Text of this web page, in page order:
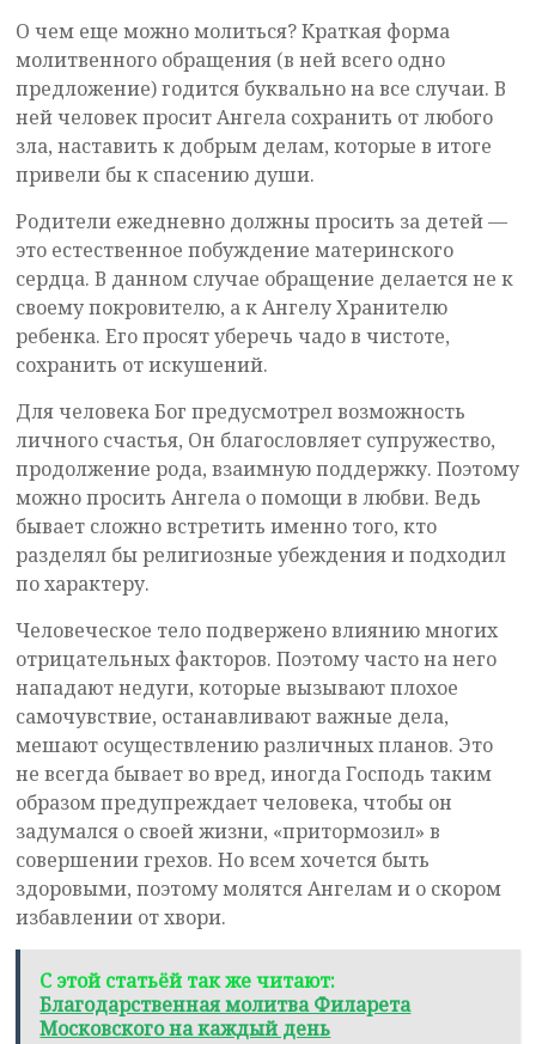
О чем еще можно молиться? Краткая форма
молитвенного обращения (в ней всего одно
предложение) годится буквально на все случаи. В
ней человек просит Ангела сохранить от любого
зла, наставить к добрым делам, которые в итоге
привели бы к спасению души.
Родители ежедневно должны просить за детей —
это естественное побуждение материнского
сердца. В данном случае обращение делается не к
своему покровителю, а к Ангелу Хранителю
ребенка. Его просят уберечь чадо в чистоте,
сохранить от искушений.
Для человека Бог предусмотрел возможность
личного счастья, Он благословляет супружество,
продолжение рода, взаимную поддержку. Поэтому
можно просить Ангела о помощи в любви. Ведь
бывает сложно встретить именно того, кто
разделял бы религиозные убеждения и подходил
по характеру.
Человеческое тело подвержено влиянию многих
отрицательных факторов. Поэтому часто на него
нападают недуги, которые вызывают плохое
самочувствие, останавливают важные дела,
мешают осуществлению различных планов. Это
не всегда бывает во вред, иногда Господь таким
образом предупреждает человека, чтобы он
задумался о своей жизни, «притормозил» в
совершении грехов. Но всем хочется быть
здоровыми, поэтому молятся Ангелам и о скором
избавлении от хвори.
С этой статьёй так же читают:
Благодарственная молитва Филарета
Московского на каждый день